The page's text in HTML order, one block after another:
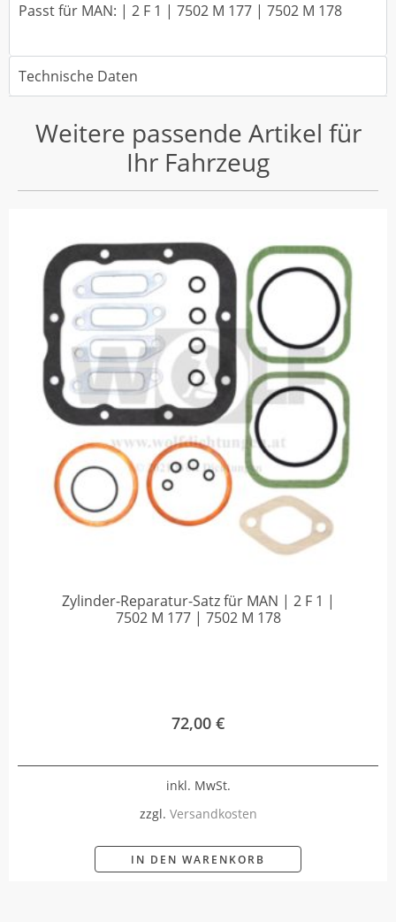
Passt für MAN: | 2 F 1 | 7502 M 177 | 7502 M 178
Technische Daten
Weitere passende Artikel für
Ihr Fahrzeug
Zylinder-Reparatur-Satz für MAN | 2 F 1 |
7502 M 177 | 7502 M 178
72,00 €
inkl. MwSt.
zzgl. Versandkosten
IN DEN WARENKORB